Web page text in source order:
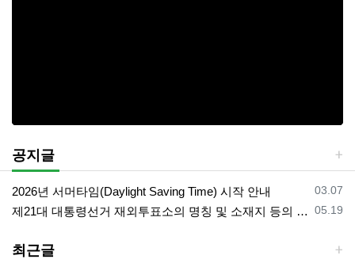
공지글
등록일
03.07
2026년 서머타임(Daylight Saving Time) 시작 안내
등록일
05.19
제21대 대통령선거 재외투표소의 명칭 및 소재지 등의 공고/올랜도 제외 투표소
최근글